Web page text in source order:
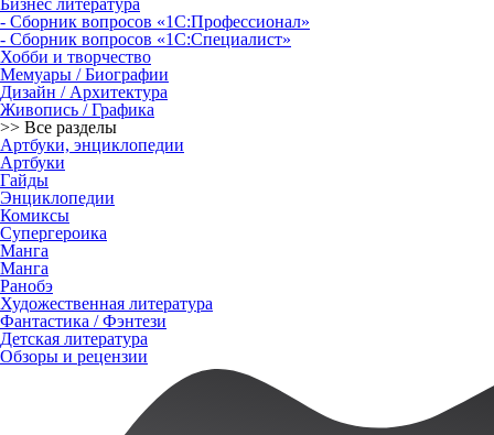
Бизнес литература
- Сборник вопросов «1С:Профессионал»
- Сборник вопросов «1С:Специалист»
Хобби и творчество
Мемуары / Биографии
Дизайн / Архитектура
Живопись / Графика
>> Все разделы
Артбуки, энциклопедии
Артбуки
Гайды
Энциклопедии
Комиксы
Супергероика
Манга
Манга
Ранобэ
Художественная литература
Фантастика / Фэнтези
Детская литература
Обзоры и рецензии